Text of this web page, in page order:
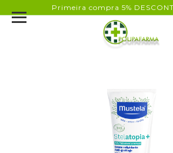
Primeira compra 5%